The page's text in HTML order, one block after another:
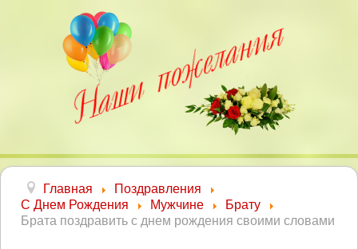
Главная
Поздравления
С Днем Рождения
Мужчине
Брату
Брата поздравить с днем рождения своими словами